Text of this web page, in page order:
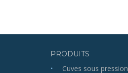
PRODUITS
Cuves sous pression